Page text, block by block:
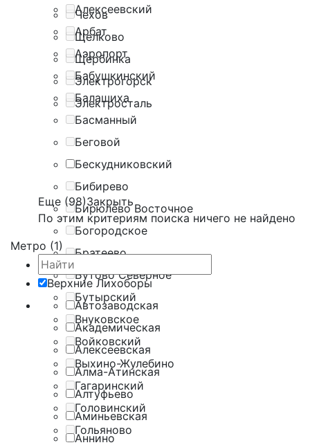
Чехов
Щелково
Щербинка
Электрогорск
Электросталь
Алексеевский
Арбат
Аэропорт
Бабушкинский
Балашиха
Басманный
Беговой
Бескудниковский
Бибирево
Бирюлёво Восточное
Богородское
Братеево
Бутово Северное
Бутырский
Внуковское
Войковский
Выхино-Жулебино
Гагаринский
Головинский
Гольяново
Еще (98)Закрыть
По этим критериям поиска ничего не найдено
Метро (1)
Верхние Лихоборы
Автозаводская
Академическая
Алексеевская
Алма-Атинская
Алтуфьево
Аминьевская
Аннино